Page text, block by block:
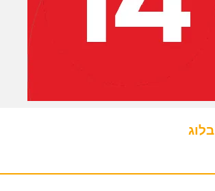
בלוג